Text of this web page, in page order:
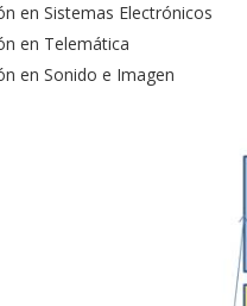
en Sistemas Electrónicos
en Telemática
en Sonido e Imagen